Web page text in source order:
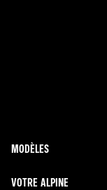
MODÈLES
VOTRE ALPINE